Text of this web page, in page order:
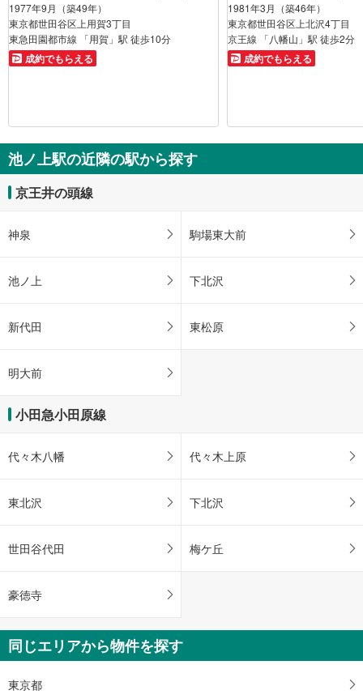
1977年9月（築49年）
東京都世田谷区上用賀3丁目
東急田園都市線 「用賀」駅 徒歩10分
成約でもらえる
1981年3月（築46年）
東京都世田谷区上北沢4丁目
京王線 「八幡山」駅 徒歩2分
成約でもらえる
池ノ上駅の近隣の駅から探す
京王井の頭線
神泉 駒場東大前
池ノ上 下北沢
新代田 東松原
明大前
小田急小田原線
代々木八幡 代々木上原
東北沢 下北沢
世田谷代田 梅ケ丘
豪徳寺
同じエリアから物件を探す
東京都